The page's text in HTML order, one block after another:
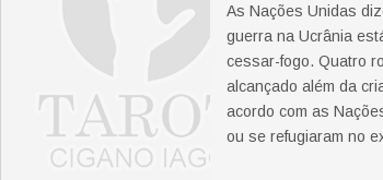
As Nações Unidas
guerra na Ucrânia
cessar-fogo. Quatro
alcançado além da
acordo com as
ou se refugiaram no